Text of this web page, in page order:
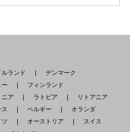
ランド
デンマーク
ー
フィンランド
ニア ラトビア
リトアニア
ス ベルギー
オランダ
ツ オーストリア
スイス